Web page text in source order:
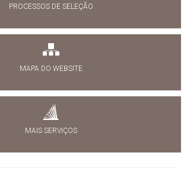
PROCESSOS DE SELEÇÃO
MAPA DO WEBSITE
MAIS SERVIÇOS